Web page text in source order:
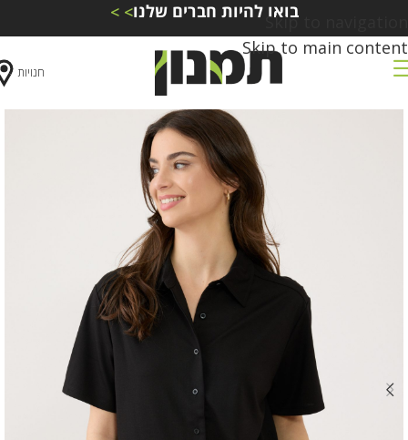
Skip to navigation
Skip to main content
> >בואו להיות חברים שלנו
חנויות